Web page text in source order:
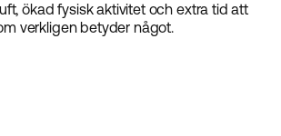
ökad fysisk aktivitet och extra tid att
verkligen betyder något.